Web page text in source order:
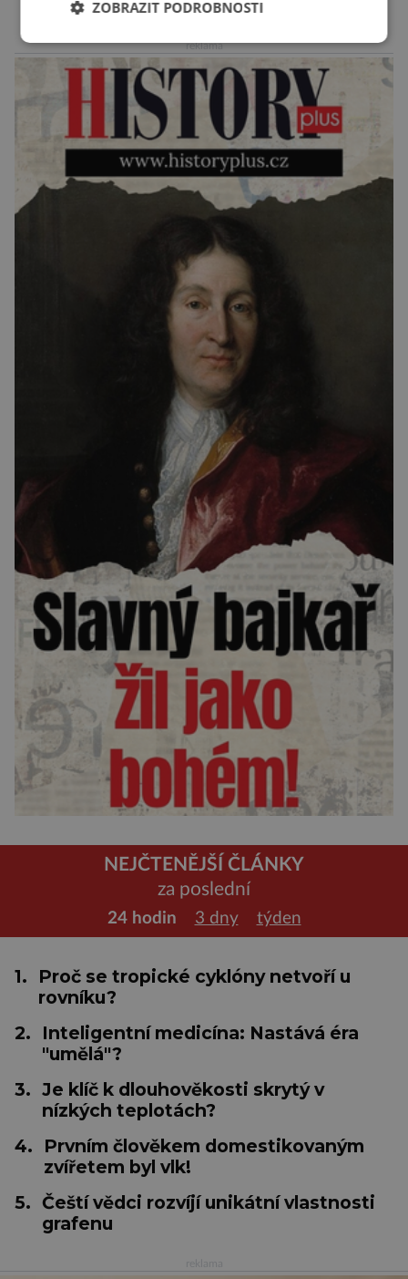
archeologických pracích se podíleli experti ze
Západočeské univerzity v Plzni, […]
reklama
NEJČTENĚJŠÍ ČLÁNKY
za poslední
24 hodin 3 dny týden
1.
Proč se tropické cyklóny netvoří u
rovníku?
2.
Inteligentní medicína: Nastává éra
"umělá"?
3. Je klíč k dlouhověkosti skrytý v
nízkých teplotách?
4.
Prvním člověkem domestikovaným
zvířetem byl vlk!
5. Čeští vědci rozvíjí unikátní vlastnosti
grafenu
ZOBRAZIT PODROBNOSTI